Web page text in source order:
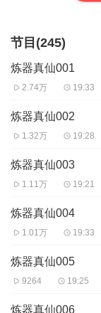
1、本作品为付费有
听，可下载重复收听
台传播，违者将追究
3、如在充值／购
面分享至微信内使
4、在购买过程中，
服：
第一步：您可在喜
第二步：如果您无
费精品】公众号，
838-5616
节目(245)
炼器真仙001
2.74万 19:33
炼器真仙002
1.32万 19:28
炼器真仙003
1.11万 19:21
炼器真仙004
1.01万 19:33
炼器真仙005
9264 19:25
炼器真仙006